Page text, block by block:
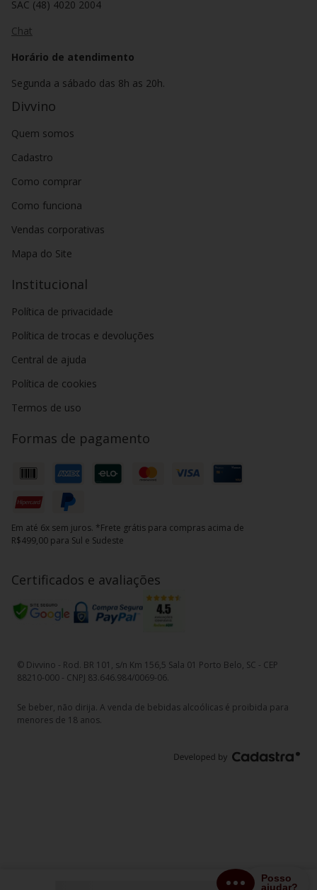
SAC (48) 4020 2004
Chat
Horário de atendimento
Segunda a sábado das 8h as 20h.
Divvino
Quem somos
Cadastro
Como comprar
Como funciona
Vendas corporativas
Mapa do Site
Institucional
Política de privacidade
Política de trocas e devoluções
Central de ajuda
Política de cookies
Termos de uso
Formas de pagamento
Em até 6x sem juros. *Frete grátis para compras acima de
R$499,00 para Sul e Sudeste
Certificados e avaliações
© Divvino - Rod. BR 101, s/n Km 156,5 Sala 01 Porto Belo, SC - CEP
88210-000 - CNPJ 83.646.984/0069-06.
Se beber, não dirija. A venda de bebidas alcoólicas é proibida para
menores de 18 anos.